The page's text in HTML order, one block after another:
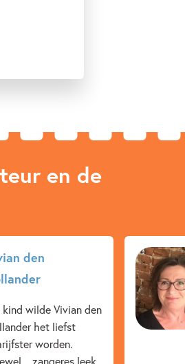
en de
den
kind wilde Vivian den
het liefst
worden.